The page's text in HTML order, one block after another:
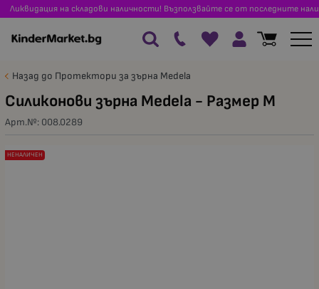
Ликвидация на складови наличности! Възползвайте се от последните
Назад до Протектори за зърна Medela
Силиконови зърна Medela - Размер M
Арт.№: 008.0289
НЕНАЛИЧЕН